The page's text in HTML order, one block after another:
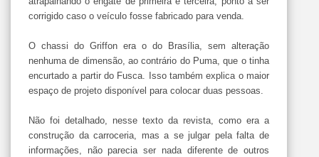
corrigido caso o veículo fosse fabricado para venda.
O chassi do Griffon era o do Brasília, sem alteração
nenhuma de dimensão, ao contrário do Puma, que o tinha
encurtado a partir do Fusca. Isso também explica o maior
espaço de projeto disponível para colocar duas pessoas.
Não foi detalhado, nesse texto da revista, como era a
construção da carroceria, mas a se julgar pela falta de
informações, não parecia ser nada diferente de outros